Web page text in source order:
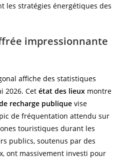
les stratégies énergétiques des
impressionnante
affiche des statistiques
2026. Cet état des lieux montre
recharge publique vise
de fréquentation attendu sur
touristiques durant les
publics, soutenus par des
ont massivement investi pour